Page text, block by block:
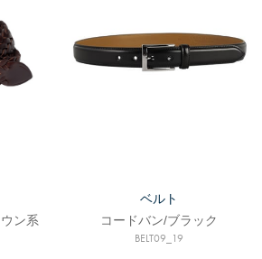
ン系
ベルト
コードバン/ブラック
BELT09_19